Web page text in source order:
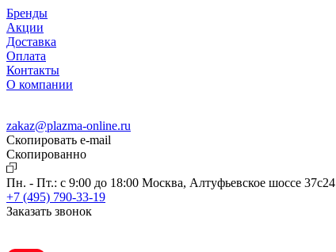
Бренды
Акции
Доставка
Оплата
Контакты
О компании
zakaz@plazma-online.ru
Скопировать e-mail
Cкопированно
Пн. - Пт.: с 9:00 до 18:00 Москва, Алтуфьевское шоссе 37с24
+7 (495) 790-33-19
Заказать звонок